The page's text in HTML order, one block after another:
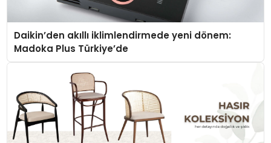
Daikin’den akıllı iklimlendirmede yeni dönem:
Madoka Plus Türkiye’de